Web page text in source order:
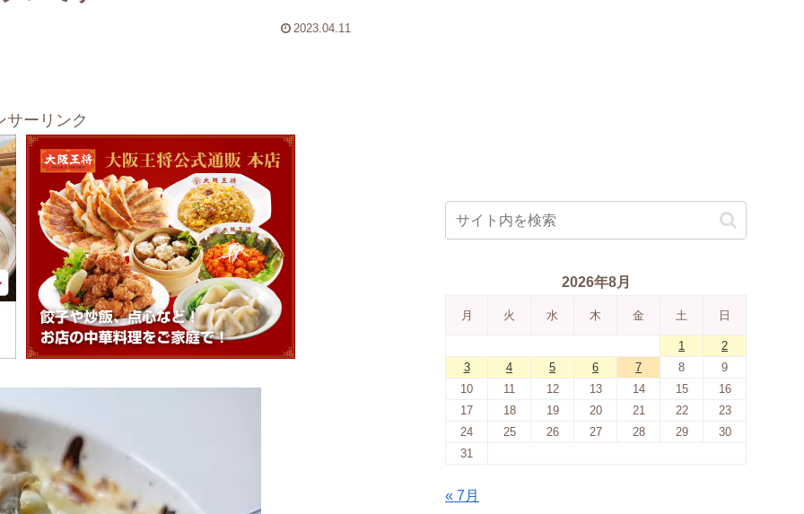
2023.04.11
サーリンク
2026年8月
月 火 水 木 金 土 日
1
2
3
4 5 6 7 8
9
10
11 12 13 14 15
16
17
18 19 20 21 22
23
24
25 26 27 28 29
30
31
« 7月